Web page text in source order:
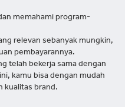
memahami program-
relevan sebanyak mungkin,
pembayarannya.
telah bekerja sama dengan
kamu bisa dengan mudah
kualitas brand.